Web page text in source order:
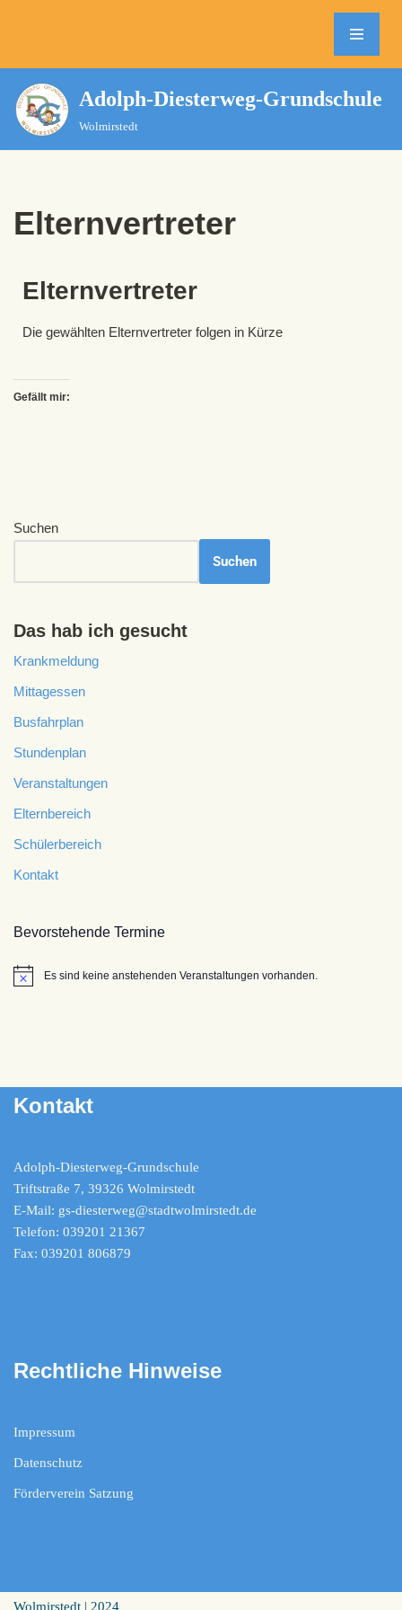
Inhalt
springen
Adolph-Diesterweg-Grundschule
Wolmirstedt
Elternvertreter
Elternvertreter
Die gewählten Elternvertreter folgen in Kürze
Gefällt mir:
Suchen
Suchen
Das hab ich gesucht
Krankmeldung
Mittagessen
Busfahrplan
Stundenplan
Veranstaltungen
Elternbereich
Schülerbereich
Kontakt
Bevorstehende Termine
HinweisEs sind keine anstehenden Veranstaltungen vorhanden.
Kontakt
Adolph-Diesterweg-Grundschule
Triftstraße 7, 39326 Wolmirstedt
E-Mail: gs-diesterweg@stadtwolmirstedt.de
Telefon: 039201 21367
Fax: 039201 806879
Rechtliche Hinweise
Impressum
Datenschutz
Förderverein Satzung
Wolmirstedt | 2024